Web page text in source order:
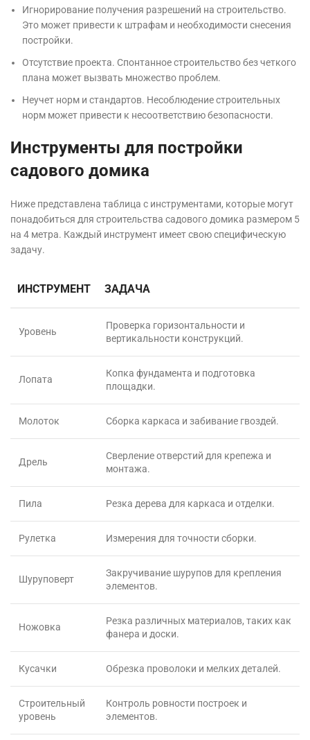
Игнорирование получения разрешений на строительство.
Это может привести к штрафам и необходимости снесения
постройки.
Отсутствие проекта. Спонтанное строительство без четкого
плана может вызвать множество проблем.
Неучет норм и стандартов. Несоблюдение строительных
норм может привести к несоответствию безопасности.
Инструменты для постройки
садового домика
Ниже представлена таблица с инструментами, которые могут
понадобиться для строительства садового домика размером 5
на 4 метра. Каждый инструмент имеет свою специфическую
задачу.
ИНСТРУМЕНТ ЗАДАЧА
Уровень
Проверка горизонтальности и
вертикальности конструкций.
Лопата
Копка фундамента и подготовка
площадки.
Молоток Сборка каркаса и забивание гвоздей.
Дрель
Сверление отверстий для крепежа и
монтажа.
Пила Резка дерева для каркаса и отделки.
Рулетка Измерения для точности сборки.
Шуруповерт
Закручивание шурупов для крепления
элементов.
Ножовка
Резка различных материалов, таких как
фанера и доски.
Кусачки Обрезка проволоки и мелких деталей.
Строительный
уровень
Контроль ровности построек и
элементов.